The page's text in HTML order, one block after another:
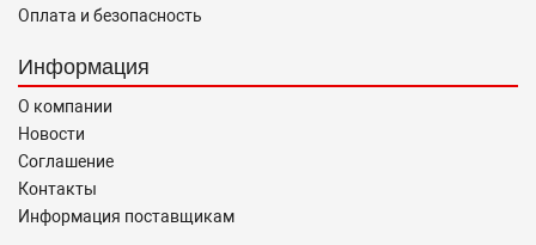
Оплата и безопасность
Информация
О компании
Новости
Соглашение
Контакты
Информация поставщикам